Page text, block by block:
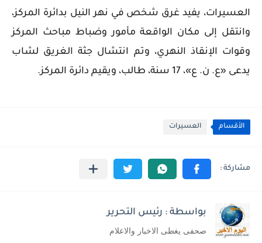
العسيرات، يفيد غرق شخص في نهر النيل بدائرة المركز،
وانتقل إلى مكان الواقعة مأمور وضباط مباحث المركز
وقوات الإنقاذ النهري، وتم انتشال جثة الغريق لشاب
يدعى «ع. ن. ع»، 17 سنة، طالب، ويقيم دائرة المركز.
الأقسام العسيرات
بواسطة : رئيس التحرير
صحفى يغطى الاخبار والاعلام